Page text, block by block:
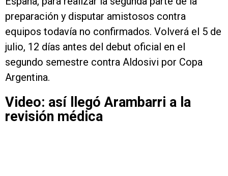
preparación y disputar amistosos contra
equipos todavía no confirmados. Volverá el 5 de
julio, 12 días antes del debut oficial en el
segundo semestre contra Aldosivi por Copa
Argentina.
Video: así llegó Arambarri a la
revisión médica